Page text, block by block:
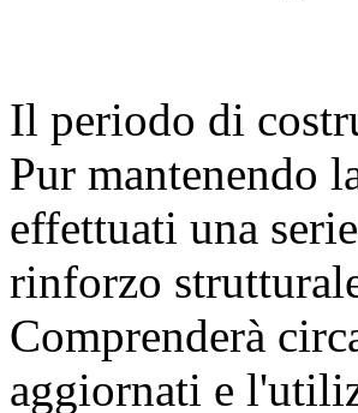
Il periodo di
Pur mantenendo
effettuati una
rinforzo
Comprenderà
aggiornati e